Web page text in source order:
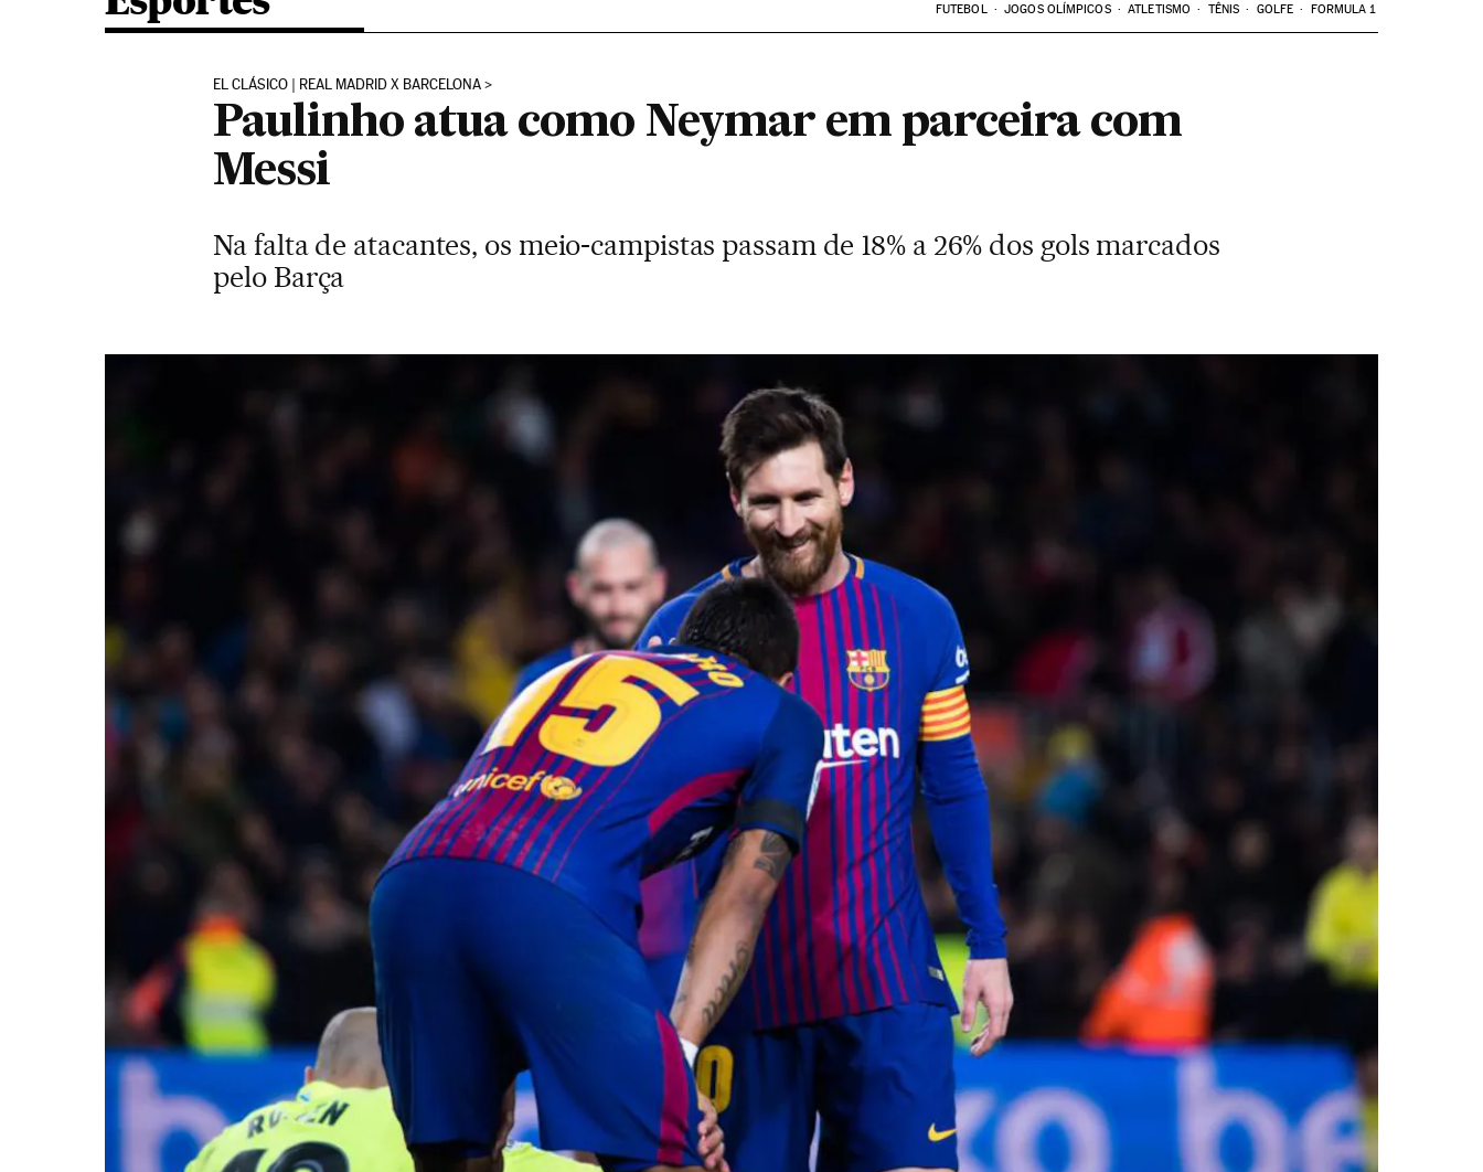
FUTEBOL JOGOS OLÍMPICOS ATLETISMO TÊNIS GOLFE FORMULA 1
EL CLÁSICO | REAL MADRID X BARCELONA
Paulinho atua como Neymar em parceira com
Messi
Na falta de atacantes, os meio-campistas passam de 18% a 26% dos gols marcados
pelo Barça